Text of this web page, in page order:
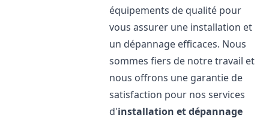
équipements de qualité pour
vous assurer une installation et
un dépannage efficaces. Nous
sommes fiers de notre travail et
nous offrons une garantie de
satisfaction pour nos services
d'installation et dépannage